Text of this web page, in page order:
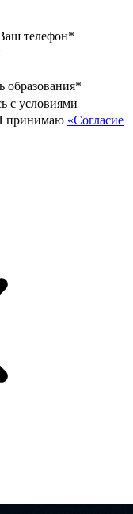
телефон*
образования*
с условиями
принимаю «Согласие